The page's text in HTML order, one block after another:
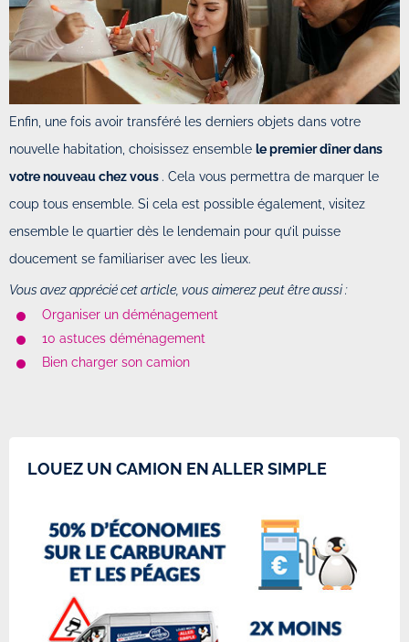
Enfin, une fois avoir transféré les derniers objets dans votre
nouvelle habitation, choisissez ensemble le premier dîner dans
votre nouveau chez vous . Cela vous permettra de marquer le
coup tous ensemble. Si cela est possible également, visitez
ensemble le quartier dès le lendemain pour qu’il puisse
doucement se familiariser avec les lieux.
Vous avez apprécié cet article, vous aimerez peut être aussi :
Organiser un déménagement
10 astuces déménagement
Bien charger son camion
LOUEZ UN CAMION EN ALLER SIMPLE